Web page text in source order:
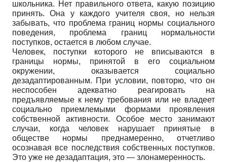
школьника. Нет правильного ответа, какую позицию
принять. Она у каждого учителя своя, но нельзя
забывать, что проблема границ нормы социального
поведения, проблема границ нормальности
поступков, остается в любом случае.
Человек, поступки которого не вписываются в
границы нормы, принятой в его социальном
окружении, оказывается социально
дезадаптированным. При условии, повторю, что он
неспособен адекватно реагировать на
предъявляемые к нему требования или не владеет
социально приемлемыми формами проявления
собственной активности. Особое место занимают
случаи, когда человек нарушает принятые в
обществе нормы преднамеренно, отчетливо
осознавая все последствия собственных поступков.
Это уже не дезадаптация, это — злонамеренность.